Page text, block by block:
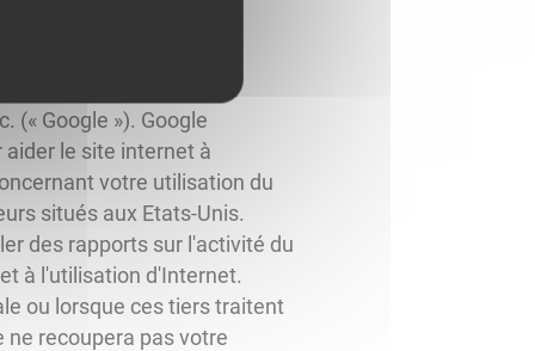
(« Google »). Google
le site internet à
votre utilisation du
situés aux Etats-Unis.
des rapports sur l'activité du
à l'utilisation d'Internet.
ou lorsque ces tiers traitent
ne recoupera pas votre